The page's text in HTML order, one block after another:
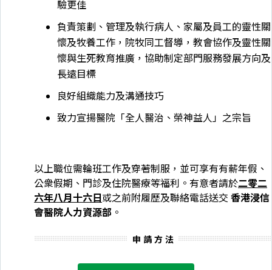
驗更佳
負責策劃、管理及執行病人、家屬及員工的靈性關
懷及牧養工作，院牧同工督導，教會協作及靈性關
懷與生死教育推廣，協助制定部門服務發展方向及
長遠目標
良好組織能力及溝通技巧
致力宣揚醫院「全人醫治、榮神益人」之宗旨
以上職位需輪班工作及穿著制服，並可享有有薪年假、
公衆假期、門診及住院醫療等福利。有意者請於二零二
六年八月十六日或之前附履歷及聯絡電話送交 香港浸信
會醫院人力資源部 。
申 請 方 法